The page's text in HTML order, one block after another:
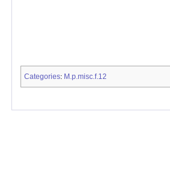
Categories: M.p.misc.f.12